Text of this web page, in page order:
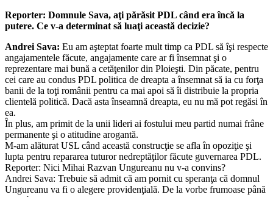
Reporter: Domnule Sava, aţi părăsit PDL când era încă la
putere. Ce v-a determinat să luaţi această decizie?
Andrei Sava: Eu am aşteptat foarte mult timp ca PDL să îşi respecte
angajamentele făcute, angajamente care ar fi însemnat şi o
reprezentare mai bună a cetăţenilor din Ploieşti. Din păcate, pentru
cei care au condus PDL politica de dreapta a însemnat să ia cu forţa
banii de la toţi românii pentru ca mai apoi să îi distribuie la propria
clientelă politică. Dacă asta înseamnă dreapta, eu nu mă pot regăsi în
ea.
În plus, am primit de la unii lideri ai fostului meu partid numai frâne
permanente şi o atitudine arogantă.
M-am alăturat USL când această construcţie se afla în opoziţie şi
lupta pentru repararea tuturor nedreptăţilor făcute guvernarea PDL.
Reporter: Nici Mihai Razvan Ungureanu nu v-a convins?
Andrei Sava: Trebuie să admit că am pornit cu speranţa că domnul
Ungureanu va fi o alegere providenţială. De la vorbe frumoase până